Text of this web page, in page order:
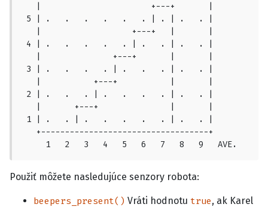
   |                       +---+       |
5 | .   .   .   .   .   . | . | .   . |
   |                   +---+   |       |
4 | .   .   .   .   . | .   . | .   . |
   |               +---+       |       |
3 | .   .   .   . | .   .   . | .   . |
   |           +---+           |       |
2 | .   .   . | .   .   .   . | .   . |
1 | .   . | .   .   .   .   . | .   . |
   +-----------------------------------+
     1   2   3   4   5   6   7   8   9   AVE.
Použiť môžete nasledujúce senzory robota:
beepers_present() Vráti hodnotu true, ak Karel